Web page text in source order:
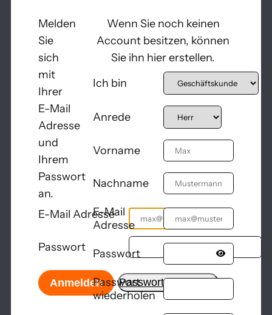
Melden
Sie
sich
mit
Ihrer
E-Mail
Adresse
und
Ihrem
Passwort
an.
E-Mail Adresse
Passwort
Anmelden Passwort vergessen
Wenn Sie noch keinen
Account besitzen, können
Sie ihn hier erstellen.
Ich bin
Anrede
Vorname
Nachname
E-Mail
Adresse
Passwort
Passwort
wiederholen